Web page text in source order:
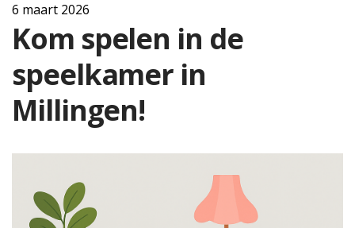
6 maart 2026
Kom spelen in de
speelkamer in
Millingen!